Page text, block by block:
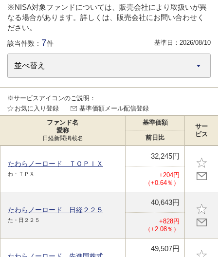
※NISA対象ファンドについては、販売会社により取扱いが異
なる場合があります。詳しくは、販売会社にお問い合わせく
ださい。
該当件数： 7件 基準日： 2026/08/10
※サービスアイコンのご説明：
お気に入り登録
基準価額メール配信登録
ファンド名
愛称
日経新聞掲載名
基準価額
サー
ビス
前日比
たわらノーロード ＴＯＰＩＸ
わ・ＴＰＸ
32,245円
+204円
（+0.64％）
たわらノーロード 日経２２５
た・日２２５
40,643円
+828円
（+2.08％）
49,507円